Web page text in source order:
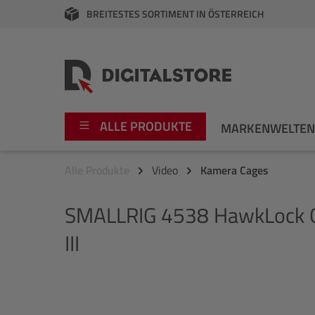
Zur Hauptnavigation springen
BREITESTES SORTIMENT IN ÖSTERREICH
ALLE PRODUKTE MARKENWELTEN
Video
Audio
Fujifilm
Leica Boutique
Alle Produkte Video Kamera Cages
SMALLRIG4538 HawkLock
III